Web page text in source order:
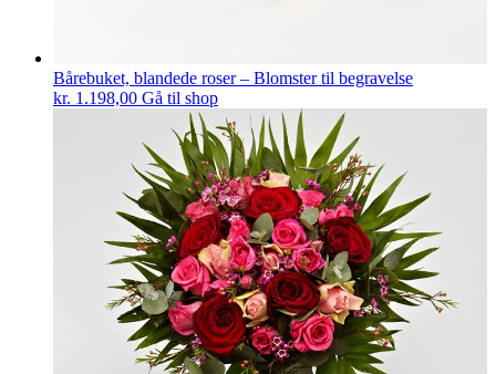
Bårebuket, blandede roser – Blomster til begravelse
kr. 1.198,00 Gå til shop